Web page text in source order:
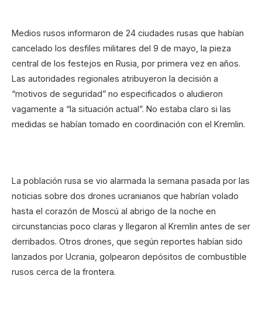
Medios rusos informaron de 24 ciudades rusas que habían
cancelado los desfiles militares del 9 de mayo, la pieza
central de los festejos en Rusia, por primera vez en años.
Las autoridades regionales atribuyeron la decisión a
“motivos de seguridad” no especificados o aludieron
vagamente a “la situación actual”. No estaba claro si las
medidas se habían tomado en coordinación con el Kremlin.
La población rusa se vio alarmada la semana pasada por las
noticias sobre dos drones ucranianos que habrían volado
hasta el corazón de Moscú al abrigo de la noche en
circunstancias poco claras y llegaron al Kremlin antes de ser
derribados. Otros drones, que según reportes habían sido
lanzados por Ucrania, golpearon depósitos de combustible
rusos cerca de la frontera.